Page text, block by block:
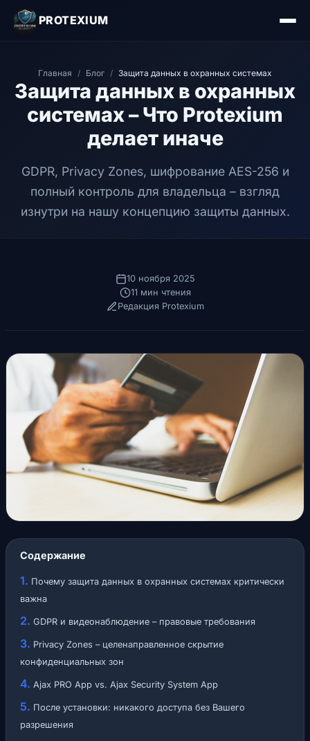
PROTEXIUM
Главная / Блог / Защита данных в охранных системах
Защита данных в охранных
системах – Что Protexium
делает иначе
GDPR, Privacy Zones, шифрование AES-256 и
полный контроль для владельца – взгляд
изнутри на нашу концепцию защиты данных.
10 ноября 2025
11 мин чтения
Редакция Protexium
Содержание
Почему защита данных в охранных системах критически
важна
GDPR и видеонаблюдение – правовые требования
Privacy Zones – целенаправленное скрытие
конфиденциальных зон
Ajax PRO App vs. Ajax Security System App
После установки: никакого доступа без Вашего
разрешения